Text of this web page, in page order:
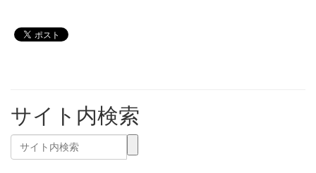
サイト内検索